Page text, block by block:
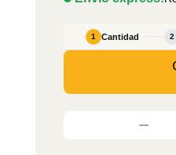
1 Cantidad 2